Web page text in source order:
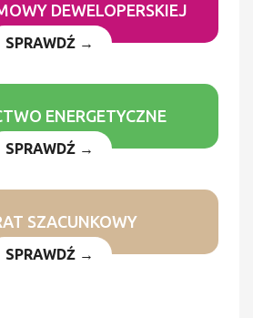
DEWELOPERSKIEJ
SPRAWDŹ →
ENERGETYCZNE
SPRAWDŹ →
SZACUNKOWY
SPRAWDŹ →